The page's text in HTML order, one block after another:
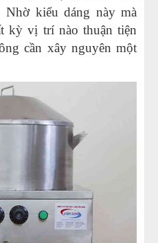
Nhờ kiểu dáng này mà
kỳ vị trí nào thuận tiện
cần xây nguyên một